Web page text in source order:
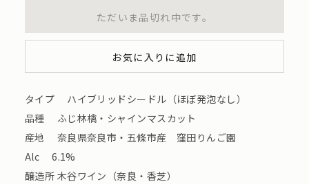
ただいま品切れ中です。
お気に入りに追加
タイプ ハイブリッドシードル（ほぼ発泡なし）
品種 ふじ林檎・シャインマスカット
産地 奈良県奈良市・五條市産 窪田りんご園
Alc 6.1%
醸造所 木谷ワイン（奈良・香芝）